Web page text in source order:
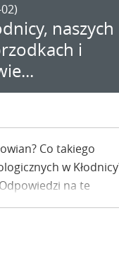
naszych
i
Co takiego
w
na te
z archeologią”,